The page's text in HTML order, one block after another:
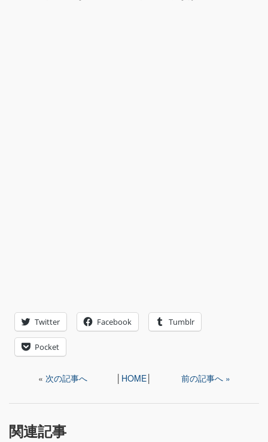
Twitter Facebook Tumblr
Pocket
« 次の記事へ HOME 前の記事へ »
関連記事